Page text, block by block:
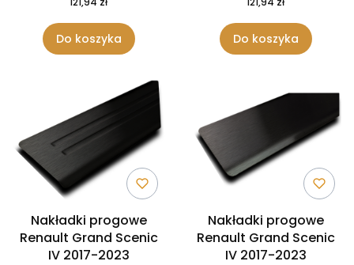
Do koszyka Do koszyka
Nakładki progowe
Renault Grand Scenic
IV 2017-2023
Nakładki progowe
Renault Grand Scenic
IV 2017-2023